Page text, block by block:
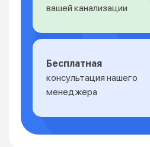
вашей канализации
Бесплатная
консультация нашего
менеджера